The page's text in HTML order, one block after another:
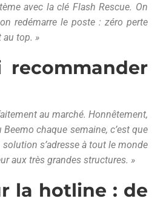
avec la clé Flash Rescue. On
redémarre le poste : zéro perte
au top. »
recommander
au marché. Honnêtement,
chaque semaine, c’est que
solution s’adresse à tout le monde
aux très grandes structures. »
la hotline : de